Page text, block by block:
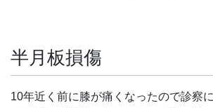
半月板損傷
10年近く前に膝が痛くなったので診察